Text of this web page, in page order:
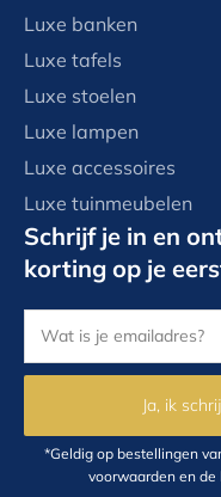
Luxe banken
Luxe tafels
Luxe stoelen
Luxe lampen
Luxe accessoires
Luxe tuinmeubelen
Schrijf je in en
korting op je
Ja, ik
*Geldig op bestellingen
voorwaarden en de